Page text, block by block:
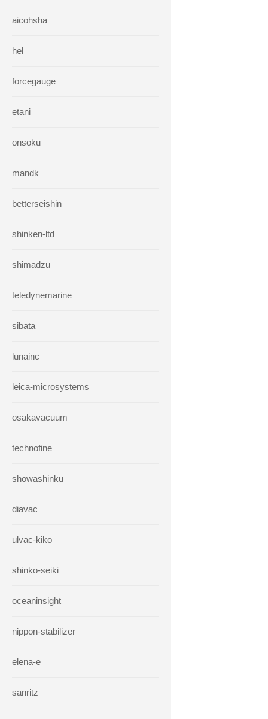
aicohsha
hel
forcegauge
etani
onsoku
mandk
betterseishin
shinken-ltd
shimadzu
teledynemarine
sibata
lunainc
leica-microsystems
osakavacuum
technofine
showashinku
diavac
ulvac-kiko
shinko-seiki
oceaninsight
nippon-stabilizer
elena-e
sanritz